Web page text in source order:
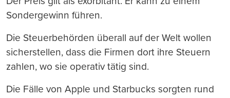
Sondergewinn führen.
Die Steuerbehörden überall auf der Welt wollen
sicherstellen, dass die Firmen dort ihre Steuern
zahlen, wo sie operativ tätig sind.
Die Fälle von Apple und Starbucks sorgten rund